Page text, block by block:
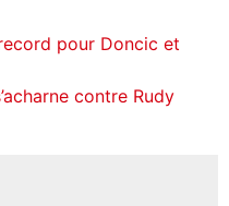
pour Doncic et
contre Rudy